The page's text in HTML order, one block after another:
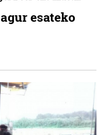
esateko